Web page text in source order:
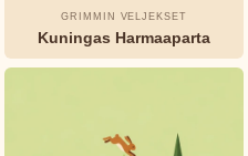
GRIMMIN VELJEKSET
Kuningas Harmaaparta